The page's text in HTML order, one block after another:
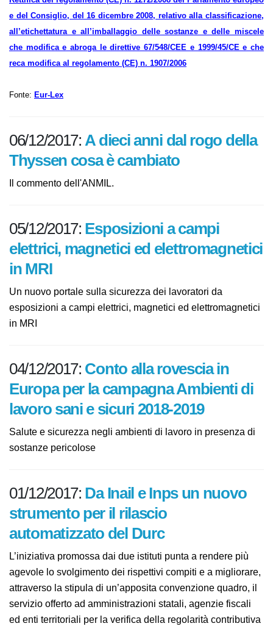
Rettifica del regolamento (CE) n. 1272/2008 del Parlamento europeo
e del Consiglio, del 16 dicembre 2008, relativo alla classificazione,
all’etichettatura e all’imballaggio delle sostanze e delle miscele
che modifica e abroga le direttive 67/548/CEE e 1999/45/CE e che
06/12/2017:A dieci anni dal rogo
della Thyssen cosa è cambiato
05/12/2017:Esposizioni a campi
elettrici, magnetici ed
elettromagnetici in MRI
Un nuovo portale sulla sicurezza dei lavoratori da
esposizioni a campi elettrici, magnetici ed
04/12/2017:Conto alla rovescia in
Europa per la campagna Ambienti
di lavoro sani e sicuri 2018-2019
Salute e sicurezza negli ambienti di lavoro in presenza
01/12/2017:Da Inail e Inps un nuovo
strumento per il rilascio
automatizzato del Durc
L’iniziativa promossa dai due istituti punta a rendere
più agevole lo svolgimento dei rispettivi compiti e a
migliorare, attraverso la stipula di un’apposita